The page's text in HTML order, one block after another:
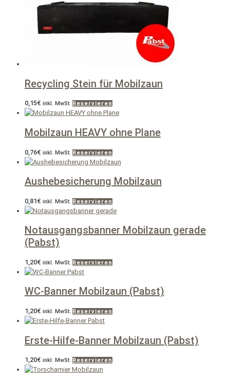
Recycling Stein für Mobilzaun
0,15€ inkl. MwSt. Reservieren
Mobilzaun HEAVY ohne Plane
0,76€ inkl. MwSt. Reservieren
Aushebesicherung Mobilzaun
0,81€ inkl. MwSt. Reservieren
Notausgangsbanner Mobilzaun gerade
(Pabst)
1,20€ inkl. MwSt. Reservieren
WC-Banner Mobilzaun (Pabst)
1,20€ inkl. MwSt. Reservieren
Erste-Hilfe-Banner Mobilzaun (Pabst)
1,20€ inkl. MwSt. Reservieren